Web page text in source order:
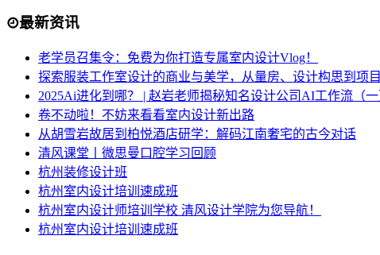
最新资讯
老学员召集令：免费为你打造专属室内设计Vlog！
探索服装工作室设计的商业与美学，从量房、设计构思到项
2025Ai进化到哪？ | 赵岩老师揭秘知名设计公司AI工作流（一
卷不动啦！不妨来看看室内设计新出路
从胡雪岩故居到柏悦酒店研学：解码江南奢宅的古今对话
清风课堂丨微思曼口腔学习回顾
杭州装修设计班
杭州室内设计培训速成班
杭州室内设计师培训学校 清风设计学院为您导航！
杭州室内设计培训速成班